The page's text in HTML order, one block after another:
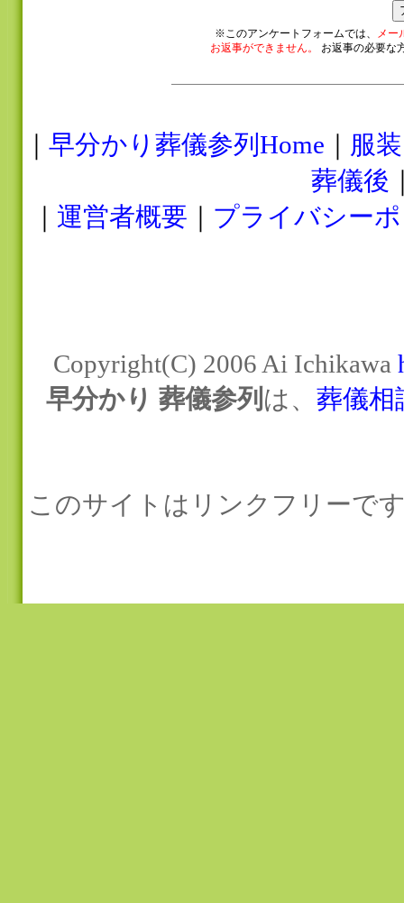
※このアンケートフォームでは、
メー
お返事ができません。
お返事の必要な
｜ 早分かり葬儀参列Home ｜ 服装
葬儀後
｜ 運営者概要 ｜ プライバシー
Copyright(C) 2006 Ai Ichikawa
早分かり 葬儀参列 は、 葬儀相
このサイトはリンクフリーで